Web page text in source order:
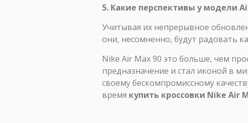
5. Какие перспективы у модели
Учитывая их непрерывное
они, несомненно, будут радовать
Nike Air Max 90 это больше, чем
предназначение и стал иконой в
своему бескомпромиссному
время купить кроссовки Nike Air